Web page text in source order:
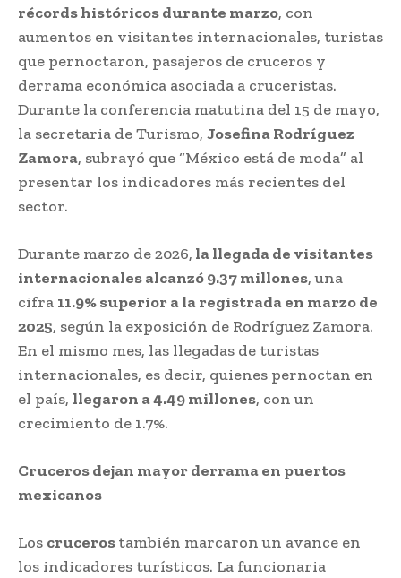
récords históricos durante marzo, con
aumentos en visitantes internacionales, turistas
que pernoctaron, pasajeros de cruceros y
derrama económica asociada a cruceristas.
Durante la conferencia matutina del 15 de mayo,
la secretaria de Turismo, Josefina Rodríguez
Zamora, subrayó que “México está de moda” al
presentar los indicadores más recientes del
sector.
Durante marzo de 2026, la llegada de visitantes
internacionales alcanzó 9.37 millones, una
cifra 11.9% superior a la registrada en marzo de
2025, según la exposición de Rodríguez Zamora.
En el mismo mes, las llegadas de turistas
internacionales, es decir, quienes pernoctan en
el país, llegaron a 4.49 millones, con un
crecimiento de 1.7%.
Cruceros dejan mayor derrama en puertos
mexicanos
Los crucerostambién marcaron un avance en
los indicadores turísticos. La funcionaria